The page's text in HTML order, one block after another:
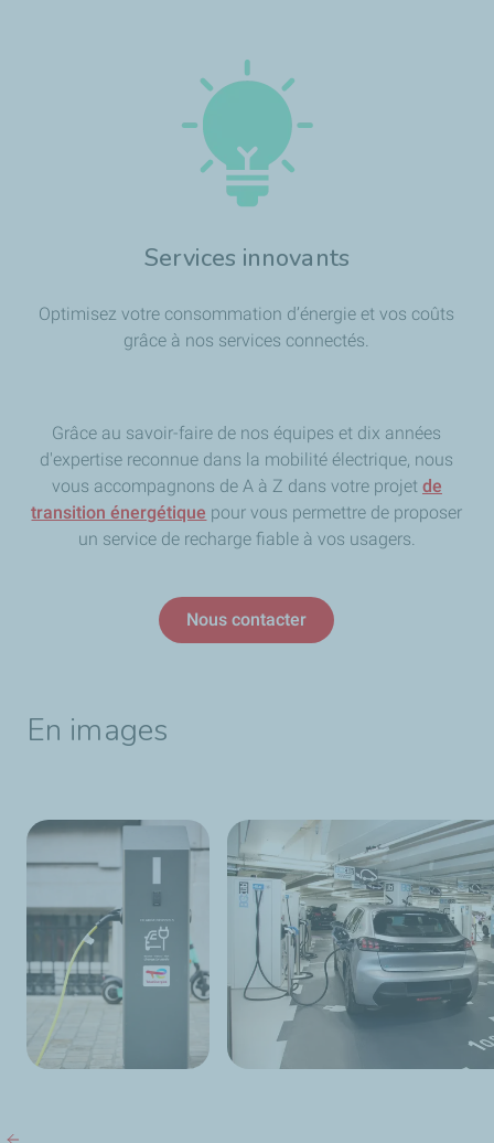
Services innovants
Optimisez votre consommation d’énergie et vos coûts
grâce à nos services connectés.
Grâce au savoir-faire de nos équipes et dix années
d'expertise reconnue dans la mobilité électrique, nous
vous accompagnons de A à Z dans votre projet de
transition énergétique pour vous permettre de proposer
un service de recharge fiable à vos usagers.
Nous contacter
En images